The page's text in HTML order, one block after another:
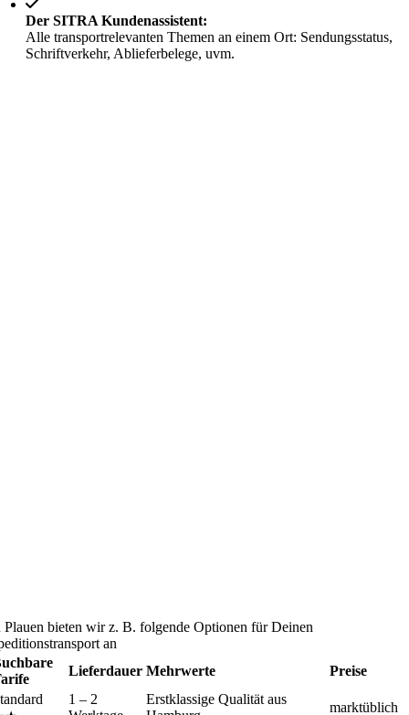
Der SITRA Kundenassistent:
Alle transportrelevanten Themen an einem Ort: Sendungsstatus,
Schriftverkehr, Ablieferbelege, uvm.
Plauen bieten wir z. B. folgende Optionen für Deinen
an
Lieferdauer Mehrwerte
Preise
1 – 2
Erstklassige Qualität aus
marktüblich